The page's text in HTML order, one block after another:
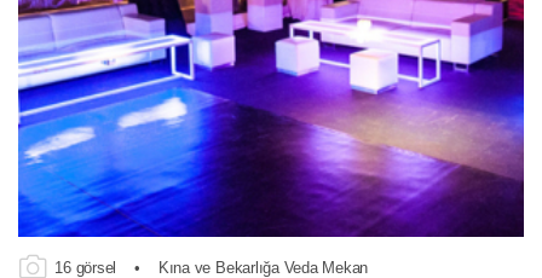
16 görsel • Kına ve Bekarlığa Veda Mekan